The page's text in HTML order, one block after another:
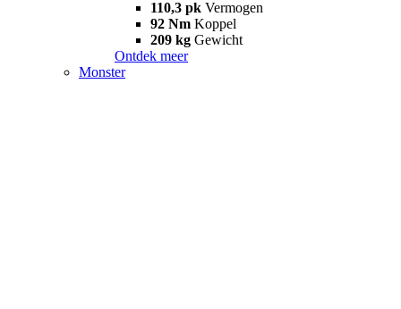
110,3 pk Vermogen
92 Nm Koppel
209 kg Gewicht
Ontdek meer
Monster